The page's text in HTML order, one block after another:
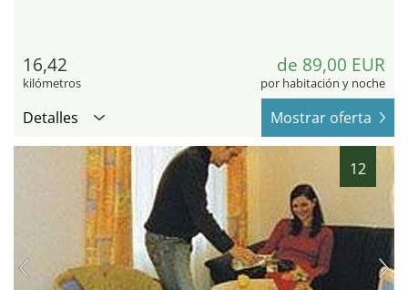
16,42
kilómetros
de 89,00 EUR
por habitación y noche
Detalles Mostrar oferta
12